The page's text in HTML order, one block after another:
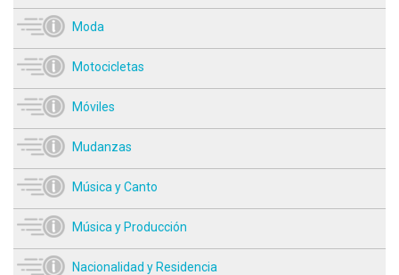
Moda
Motocicletas
Móviles
Mudanzas
Música y Canto
Música y Producción
Nacionalidad y Residencia